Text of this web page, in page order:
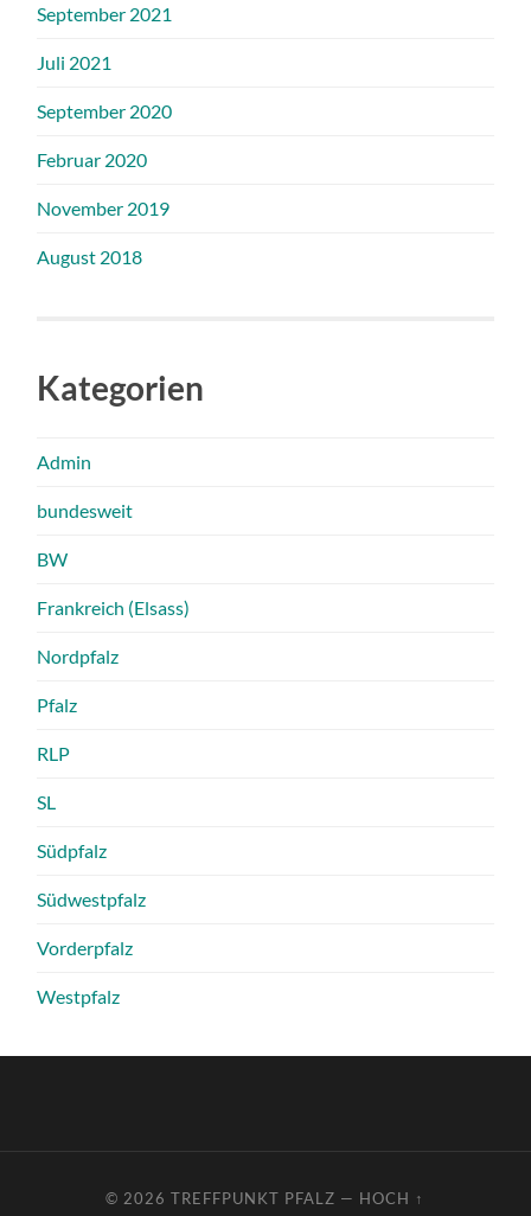
September 2021
Juli 2021
September 2020
Februar 2020
November 2019
August 2018
Kategorien
Admin
bundesweit
BW
Frankreich (Elsass)
Nordpfalz
Pfalz
RLP
SL
Südpfalz
Südwestpfalz
Vorderpfalz
Westpfalz
© 2026TREFFPUNKT PFALZ — HOCH ↑